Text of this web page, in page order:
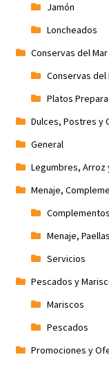
Jamón
Loncheados
Conservas del
Conservas del
Platos
Dulces, Postres y
General
Legumbres, Arroz
Menaje,
Menaje,
Servicios
Pescados y
Mariscos
Pescados
Promociones y